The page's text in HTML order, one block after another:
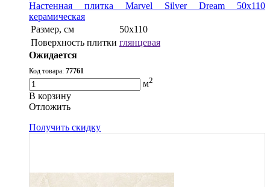
Настенная плитка Marvel Silver Dream 50x110
керамическая
Размер, см
50x110
Поверхность плитки глянцевая
Ожидается
Код товара: 77761
м2
В корзину
Oтложить
Получить скидку